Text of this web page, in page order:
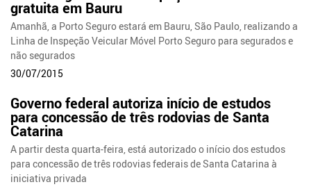
gratuita em Bauru
Amanhã, a Porto Seguro estará em Bauru, São Paulo, realizando a
Linha de Inspeção Veicular Móvel Porto Seguro para segurados e
não segurados
30/07/2015
Governo federal autoriza início de estudos
para concessão de três rodovias de Santa
Catarina
A partir desta quarta-feira, está autorizado o início dos estudos
para concessão de três rodovias federais de Santa Catarina à
iniciativa privada